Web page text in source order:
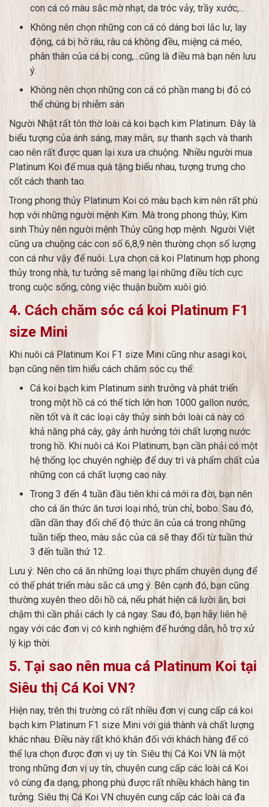
con cá có màu sắc mờ nhạt, da tróc vảy, trầy xước,...
Không nên chọn những con cá có dáng bơi lắc lư, lay
động, cá bị hở râu, râu cá không đều, miệng cá méo,
phân thân của cá bị cong,...cũng là điều mà bạn nên lưu
ý.
Không nên chọn những con cá có phần mang bị đỏ có
thể chúng bị nhiễm sán
Người Nhật rất tôn thờ loài cá koi bạch kim Platinum. Đây là
biểu tượng của ánh sáng, may mắn, sự thanh sạch và thanh
cao nên rất được quan lại xưa ưa chuộng. Nhiều người mua
Platinum Koi để mua quà tặng biếu nhau, tượng trưng cho
cốt cách thanh tao.
Trong phong thủy Platinum Koi có màu bạch kim nên rất phù
hợp với những người mệnh Kim. Mà trong phong thủy, Kim
sinh Thủy nên người mệnh Thủy cũng hợp mệnh. Người Việt
cũng ưa chuộng các con số 6,8,9 nên thường chọn số lượng
con cá như vậy để nuôi. Lựa chọn cá koi Platinum hợp phong
thủy trong nhà, tư tưởng sẽ mang lại những điều tích cực
trong cuộc sống, công việc thuận buồm xuôi gió.
4. Cách chăm sóc cá koi Platinum F1
size Mini
Khi nuôi cá Platinum Koi F1 size Mini cũng như asagi koi,
bạn cũng nên tìm hiểu cách chăm sóc cụ thể:
Cá koi bạch kim Platinum sinh trưởng và phát triển
trong một hồ cá có thể tích lớn hơn 1000 gallon nước,
nền tốt và ít các loại cây thủy sinh bởi loài cá này có
khả năng phá cây, gây ảnh hưởng tới chất lượng nước
trong hồ. Khi nuôi cá Koi Platinum, bạn cần phải có một
hệ thống lọc chuyên nghiệp để duy trì và phẩm chất của
những con cá chất lượng cao này.
Trong 3 đến 4 tuần đầu tiên khi cá mới ra đời, bạn nên
cho cá ăn thức ăn tươi loại nhỏ, trùn chỉ, bobo. Sau đó,
dần dần thay đổi chế độ thức ăn của cá trong những
tuần tiếp theo, màu sắc của cá sẽ thay đổi từ tuần thứ
3 đến tuần thứ 12.
Lưu ý: Nên cho cá ăn những loại thực phẩm chuyên dụng để
có thể phát triển màu sắc cá ưng ý. Bên cạnh đó, bạn cũng
thường xuyên theo dõi hồ cá, nếu phát hiện cá lười ăn, bơi
chậm thì cần phải cách ly cá ngay. Sau đó, bạn hãy liên hệ
ngay với các đơn vị có kinh nghiệm để hướng dẫn, hỗ trợ xử
lý kịp thời.
5. Tại sao nên mua cá Platinum Koi tại
Siêu thị Cá Koi VN?
Hiện nay, trên thị trường có rất nhiều đơn vị cung cấp cá koi
bạch kim Platinum F1 size Mini với giá thành và chất lượng
khác nhau. Điều này rất khó khăn đối với khách hàng để có
thể lựa chọn được đơn vị uy tín. Siêu thị Cá Koi VN là một
trong những đơn vị uy tín, chuyên cung cấp các loài cá Koi
vô cùng đa dạng, phong phú được rất nhiều khách hàng tin
tưởng. Siêu thị Cá Koi VN chuyên cung cấp các loài cá đa